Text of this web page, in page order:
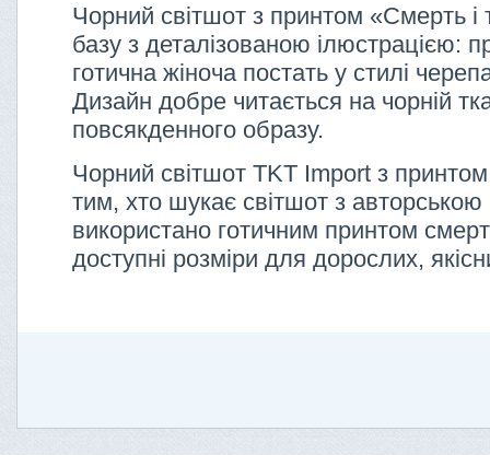
Чорний світшот з принтом «Смерть
базу з деталізованою ілюстрацією:
готична жіноча постать у стилі
Дизайн добре читається на чорній
повсякденного образу.
Чорний світшот TKT Import з
тим, хто шукає світшот з авторською
використано готичним принтом
доступні розміри для дорослих,